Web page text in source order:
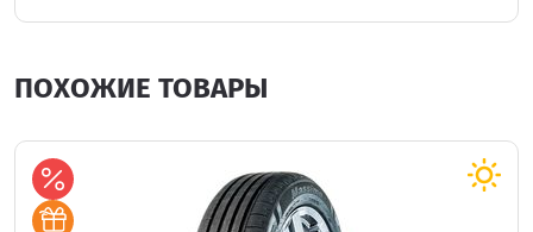
ПОХОЖИЕ ТОВАРЫ